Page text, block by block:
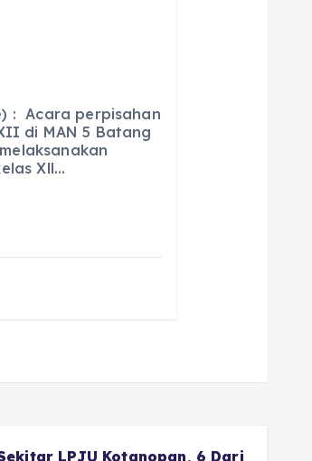
: Acara perpisahan
di MAN 5 Batang
Xll…
Fadly Amran Siapkan